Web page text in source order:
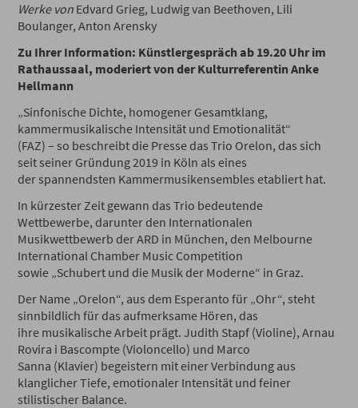
Werke von Edvard Grieg, Ludwig van Beethoven, Lili
Boulanger, Anton Arensky
Zu Ihrer Information: Künstlergespräch ab 19.20 Uhr im
Rathaussaal, moderiert von der Kulturreferentin Anke
Hellmann
„Sinfonische Dichte, homogener Gesamtklang,
kammermusikalische Intensität und Emotionalität“
(FAZ) – so beschreibt die Presse das Trio Orelon, das sich
seit seiner Gründung 2019 in Köln als eines
der spannendsten Kammermusikensembles etabliert hat.
In kürzester Zeit gewann das Trio bedeutende
Wettbewerbe, darunter den Internationalen
Musikwettbewerb der ARD in München, den Melbourne
International Chamber Music Competition
sowie „Schubert und die Musik der Moderne“ in Graz.
Der Name „Orelon“, aus dem Esperanto für „Ohr“, steht
sinnbildlich für das aufmerksame Hören, das
ihre musikalische Arbeit prägt. Judith Stapf (Violine), Arnau
Rovira i Bascompte (Violoncello) und Marco
Sanna (Klavier) begeistern mit einer Verbindung aus
klanglicher Tiefe, emotionaler Intensität und feiner
stilistischer Balance.